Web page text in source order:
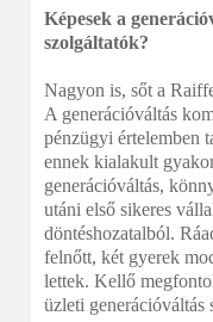
Képesek a
szolgáltatók?
Nagyon is, sőt a
A generációváltás
pénzügyi értelemben
ennek kialakult
generációváltás,
utáni első sikeres
döntéshozatalból.
felnőtt, két gyerek
lettek. Kellő
üzleti generációváltás